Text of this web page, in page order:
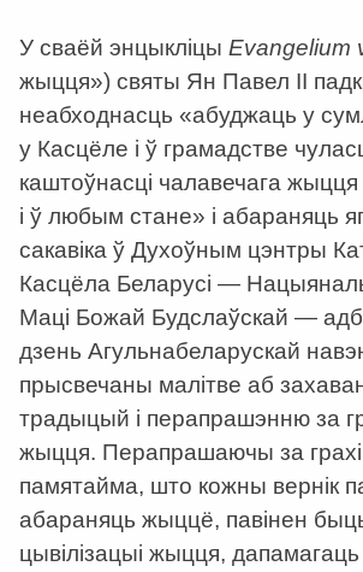
У сваёй энцыкліцы Evangelium
жыцця») святы Ян Павел II
неабходнасць «абуджаць у
у Касцёле і ў грамадстве
каштоўнасці чалавечага
і ў любым стане» і абараняць
сакавіка ў Духоўным цэнтры
Касцёла Беларусі —
Маці Божай Будслаўскай —
дзень Агульнабеларускай
прысвечаны малітве аб
традыцый і перапрашэнню за
жыцця. Перапрашаючы за
памятайма, што кожны вернік
абараняць жыццё, павінен
цывілізацыі жыцця,